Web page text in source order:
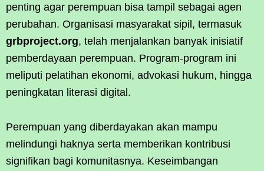
penting agar perempuan bisa tampil sebagai agen
perubahan. Organisasi masyarakat sipil, termasuk
grbproject.org, telah menjalankan banyak inisiatif
pemberdayaan perempuan. Program-program ini
meliputi pelatihan ekonomi, advokasi hukum, hingga
peningkatan literasi digital.
Perempuan yang diberdayakan akan mampu
melindungi haknya serta memberikan kontribusi
signifikan bagi komunitasnya. Keseimbangan